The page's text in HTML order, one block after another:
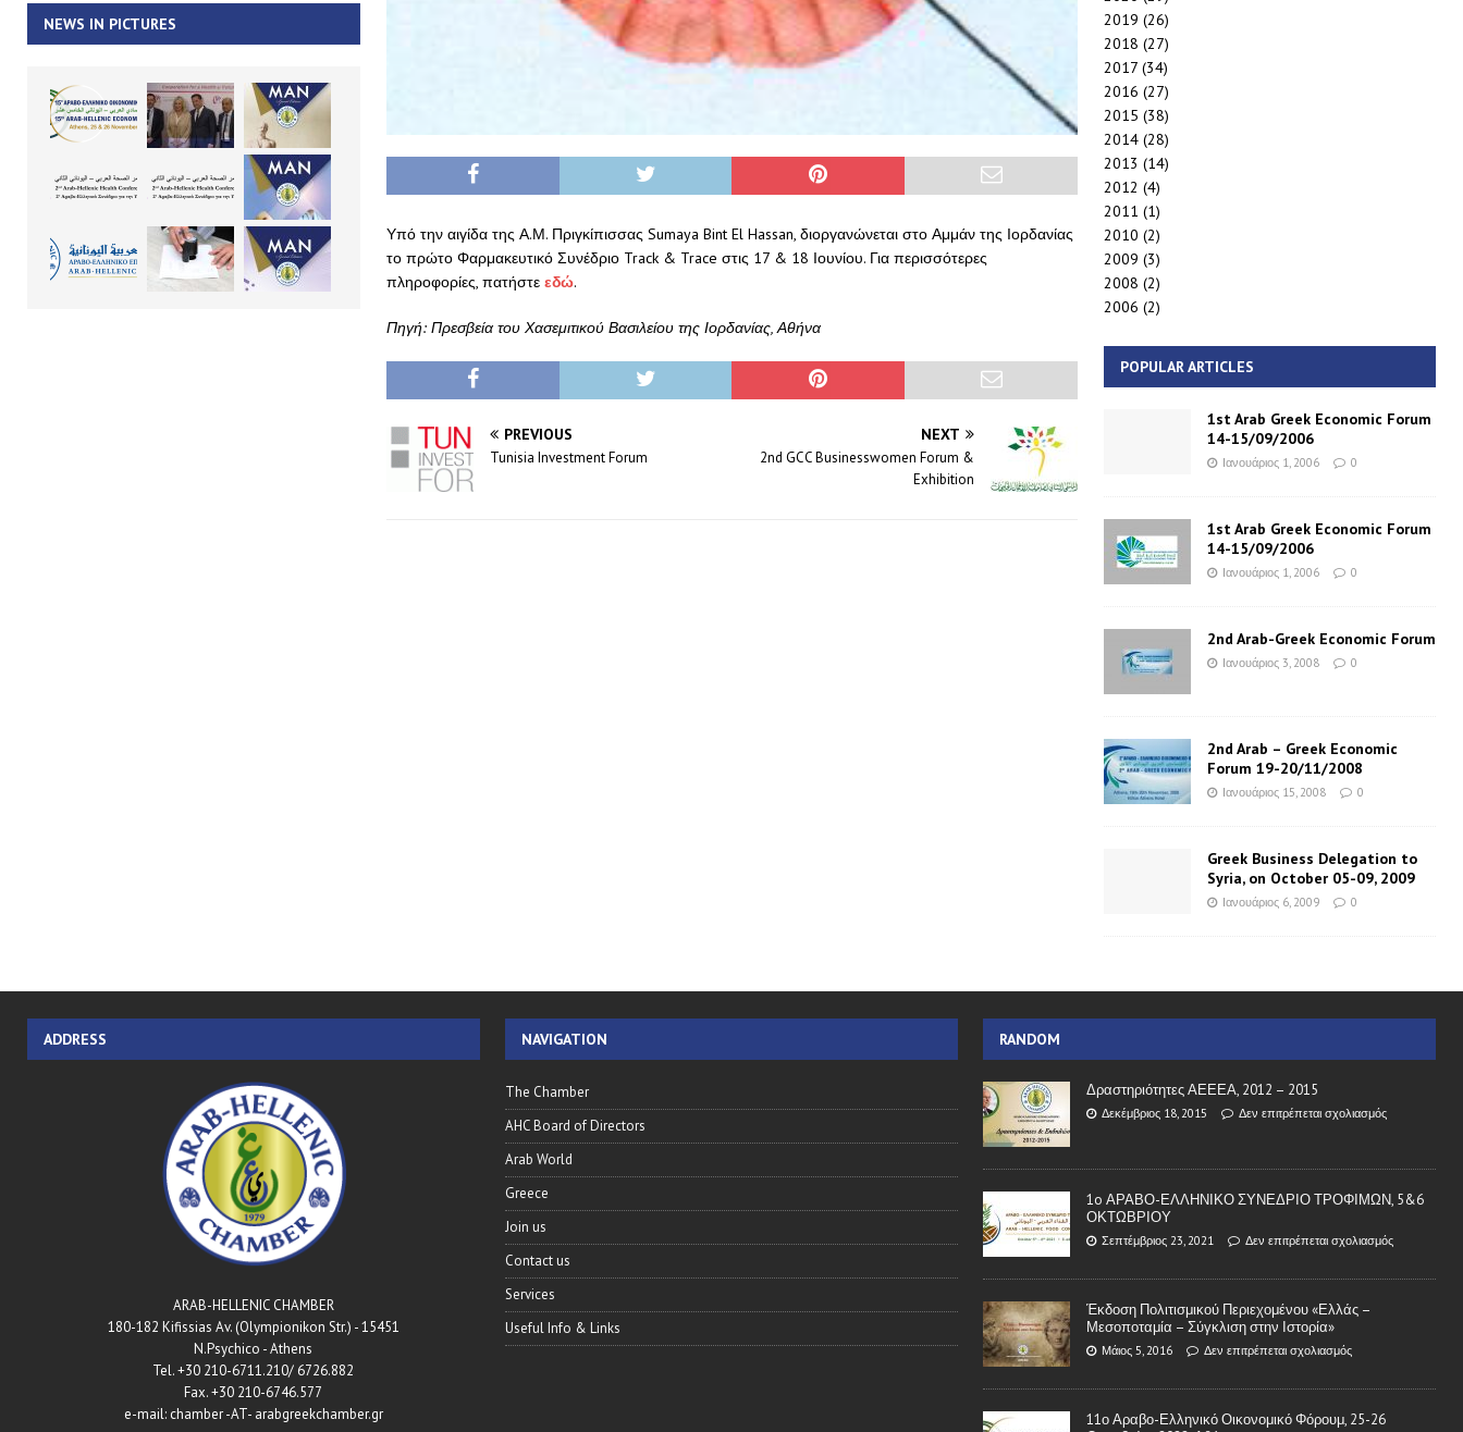
Υπό την αιγίδα της Α.Μ. Πριγκίπισσας Sumaya Bint El Hassan, διοργανώνεται στο Αμμάν της Ιορδανίας
το πρώτο Φαρμακευτικό Συνέδριο Track & Trace στις 17 & 18 Ιουνίου. Για περισσότερες
πληροφορίες, πατήστε εδώ.
Πηγή: Πρεσβεία του Χασεμιτικού Βασιλείου της Ιορδανίας, Αθήνα
PREVIOUS
Tunisia Investment Forum
NEXT
2nd GCC Businesswomen Forum &
Exhibition
NEWS IN PICTURES
2019 (26)
2018 (27)
2017(34)
2016 (27)
2015 (38)
2014(28)
2013 (14)
2012 (4)
2011 (1)
2010 (2)
2009 (3)
2008 (2)
2006 (2)
POPULAR ARTICLES
1st Arab Greek Economic Forum
14-15/09/2006
Ιανουάριος 1, 2006 0
1st Arab Greek Economic Forum
14-15/09/2006
Ιανουάριος 1, 2006 0
2nd Arab-Greek Economic Forum
Ιανουάριος 3, 2008 0
2nd Arab – Greek Economic
Forum 19-20/11/2008
Ιανουάριος 15, 2008 0
Greek Business Delegation to
Syria, on October 05-09, 2009
Ιανουάριος 6, 2009 0
ADDRESS
ARAB-HELLENIC CHAMBER
180-182 Kifissias Av. (Olympionikon Str.) - 15451
N.Psychico - Athens
Tel. +30 210-6711.210/ 6726.882
Fax. +30 210-6746.577
e-mail: chamber -AT- arabgreekchamber.gr
NAVIGATION
The Chamber
AHC Board of Directors
Arab World
Greece
Join us
Contact us
Services
Useful Info & Links
RANDOM
Δραστηριότητες ΑΕΕΕΑ, 2012 – 2015
Δεκέμβριος 18, 2015 Δεν επιτρέπεται σχολιασμός
1o ΑΡΑΒΟ-ΕΛΛΗΝΙΚΟ ΣΥΝΕΔΡΙΟ ΤΡΟΦΙΜΩΝ, 5&6
ΟΚΤΩΒΡΙΟΥ
Σεπτέμβριος 23, 2021 Δεν επιτρέπεται σχολιασμός
Έκδοση Πολιτισμικού Περιεχομένου «Ελλάς –
Μεσοποταμία – Σύγκλιση στην Ιστορία»
Μάιος 5, 2016 Δεν επιτρέπεται σχολιασμός
11ο Αραβο-Ελληνικό Οικονομικό Φόρουμ, 25-26